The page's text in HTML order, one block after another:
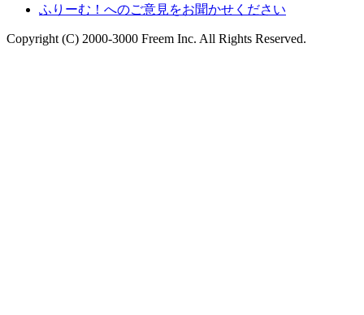
ふりーむ！へのご意見をお聞かせください
Copyright (C) 2000-3000 Freem Inc. All Rights Reserved.